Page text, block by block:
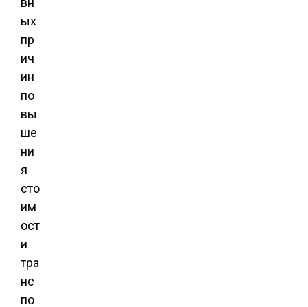
ых
пр
ич
ин
по
вы
ше
ни
я
сто
им
ост
и
тра
нс
по